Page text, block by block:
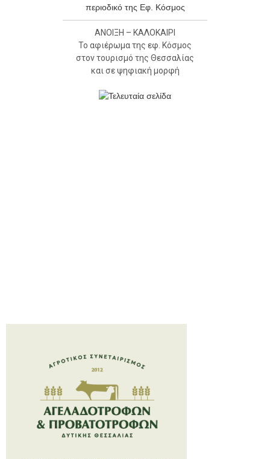
ΑΝΟΙΞΗ – ΚΑΛΟΚΑΙΡΙ
Το αφιέρωμα της εφ. Κόσμος
στον τουρισμό της Θεσσαλίας
και σε ψηφιακή μορφή